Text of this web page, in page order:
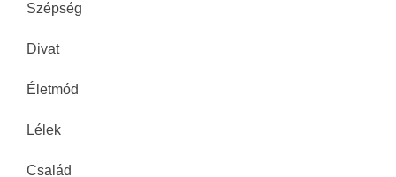
Szépség
Divat
Életmód
Lélek
Család